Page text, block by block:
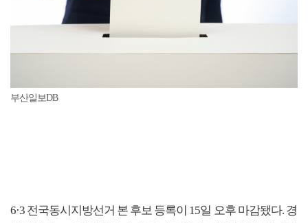
부산일보DB
6·3 전국동시지방선거 본 후보 등록이 15일 오후 마감됐다. 경